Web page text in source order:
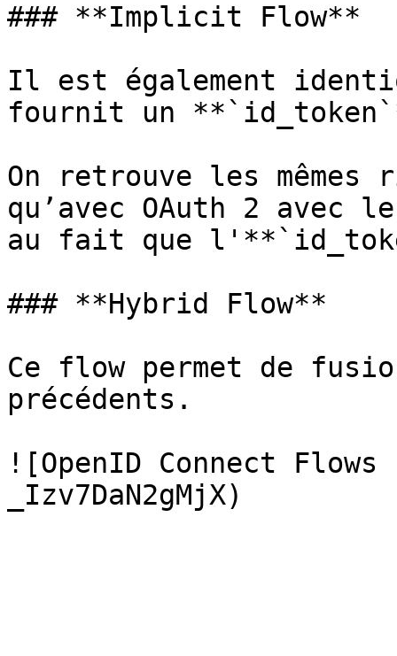
### **Implicit Flow**
Il est également
fournit un
On retrouve les
qu’avec OAuth 2 avec
au fait que
### **Hybrid Flow**
Ce flow permet de
précédents.
![OpenID Connect